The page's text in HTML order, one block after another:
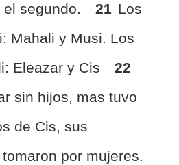
segundo.
21 Los
Mahali y Musi. Los
Eleazar y Cis
22
sin hijos, mas tuvo
de Cis, sus
por mujeres.